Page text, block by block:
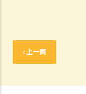
‹ 上一頁
移居香港的非本地人士（
1. 甚麼人有權以保證人